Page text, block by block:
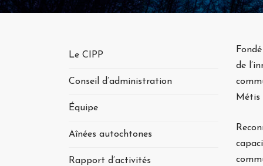
de
Le CIPP
Conseil d’administration
Équipe
Aînées autochtones
Rapport d’activités